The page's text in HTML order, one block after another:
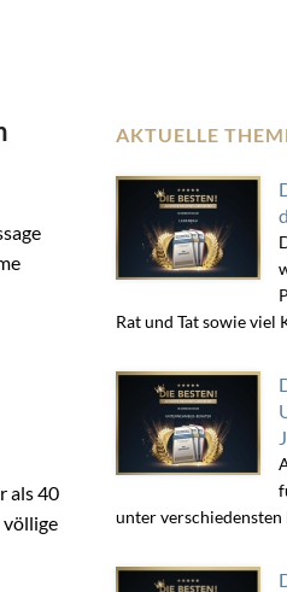
als 40
völlige
AKTUELLE
Rat und Tat sowie viel
unter